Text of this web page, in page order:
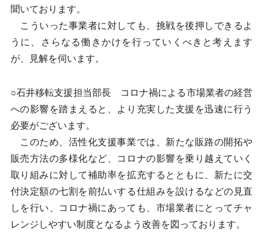
聞いております。
こういった事業者に対しても、挑戦を後押しできるよ
うに、さらなる働きかけを行っていくべきと考えます
が、見解を伺います。
○石井移転支援担当部長 コロナ禍による市場業者の経営
への影響を踏まえると、より充実した支援を迅速に行う
必要がございます。
このため、活性化支援事業では、新たな販路の開拓や
販売方法の多様化など、コロナの影響を乗り越えていく
取り組みに対して補助率を拡充するとともに、新たに交
付決定額の七割を前払いする仕組みを設けるなどの見直
しを行い、コロナ禍にあっても、市場業者にとってチャ
レンジしやすい制度となるよう改善を図っております。